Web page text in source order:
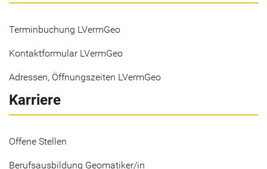
Terminbuchung LVermGeo
Kontaktformular LVermGeo
Adressen, Öffnungszeiten LVermGeo
Karriere
Offene Stellen
Berufsausbildung Geomatiker/in